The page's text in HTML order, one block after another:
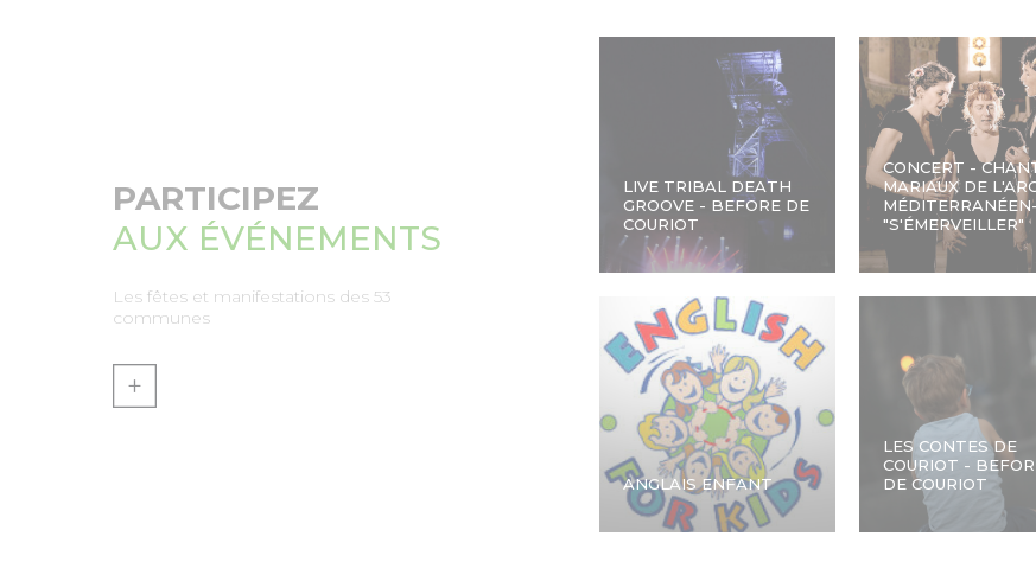
PARTICIPEZ
AUX ÉVÉNEMENTS
Les fêtes et manifestations des 53
communes
LIVE TRIBAL DEATH
GROOVE - BEFORE DE
COURIOT
CONCERT -
MARIAUX DE
MÉDITERRANÉEN-
"S'ÉMERVEILLER"
ANGLAIS ENFANT
LES CONTES DE
COURIOT -
DE COURIOT